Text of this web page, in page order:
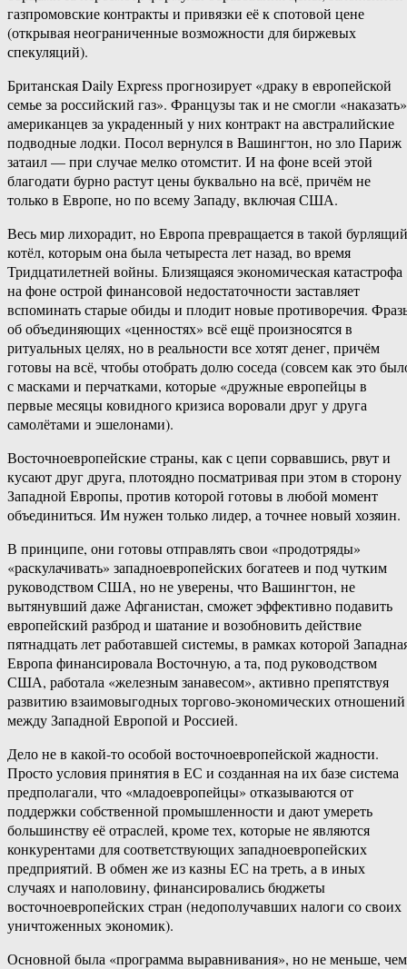
газпромовские контракты и привязки её к спотовой цене
(открывая неограниченные возможности для биржевых
спекуляций).
Британская Daily Express прогнозирует «драку в европейской
семье за российский газ». Французы так и не смогли «наказать»
американцев за украденный у них контракт на австралийские
подводные лодки. Посол вернулся в Вашингтон, но зло Париж
затаил — при случае мелко отомстит. И на фоне всей этой
благодати бурно растут цены буквально на всё, причём не
только в Европе, но по всему Западу, включая США.
Весь мир лихорадит, но Европа превращается в такой бурлящий
котёл, которым она была четыреста лет назад, во время
Тридцатилетней войны. Близящаяся экономическая катастрофа
на фоне острой финансовой недостаточности заставляет
вспоминать старые обиды и плодит новые противоречия.
об объединяющих «ценностях» всё ещё произносятся в
ритуальных целях, но в реальности все хотят денег, причём
готовы на всё, чтобы отобрать долю соседа (совсем как это
с масками и перчатками, которые «дружные европейцы в
первые месяцы ковидного кризиса воровали друг у друга
самолётами и эшелонами).
Восточноевропейские страны, как с цепи сорвавшись, рвут и
кусают друг друга, плотоядно посматривая при этом в сторону
Западной Европы, против которой готовы в любой момент
объединиться. Им нужен только лидер, а точнее новый хозяин.
В принципе, они готовы отправлять свои «продотряды»
«раскулачивать» западноевропейских богатеев и под чутким
руководством США, но не уверены, что Вашингтон, не
вытянувший даже Афганистан, сможет эффективно подавить
европейский разброд и шатание и возобновить действие
пятнадцать лет работавшей системы, в рамках которой
Европа финансировала Восточную, а та, под руководством
США, работала «железным занавесом», активно препятствуя
развитию взаимовыгодных торгово-экономических отношений
между Западной Европой и Россией.
Дело не в какой-то особой восточноевропейской жадности.
Просто условия принятия в ЕС и созданная на их базе система
предполагали, что «младоевропейцы» отказываются от
поддержки собственной промышленности и дают умереть
большинству её отраслей, кроме тех, которые не являются
конкурентами для соответствующих западноевропейских
предприятий. В обмен же из казны ЕС на треть, а в иных
случаях и наполовину, финансировались бюджеты
восточноевропейских стран (недополучавших налоги со своих
уничтоженных экономик).
Основной была «программа выравнивания», но не меньше, чем